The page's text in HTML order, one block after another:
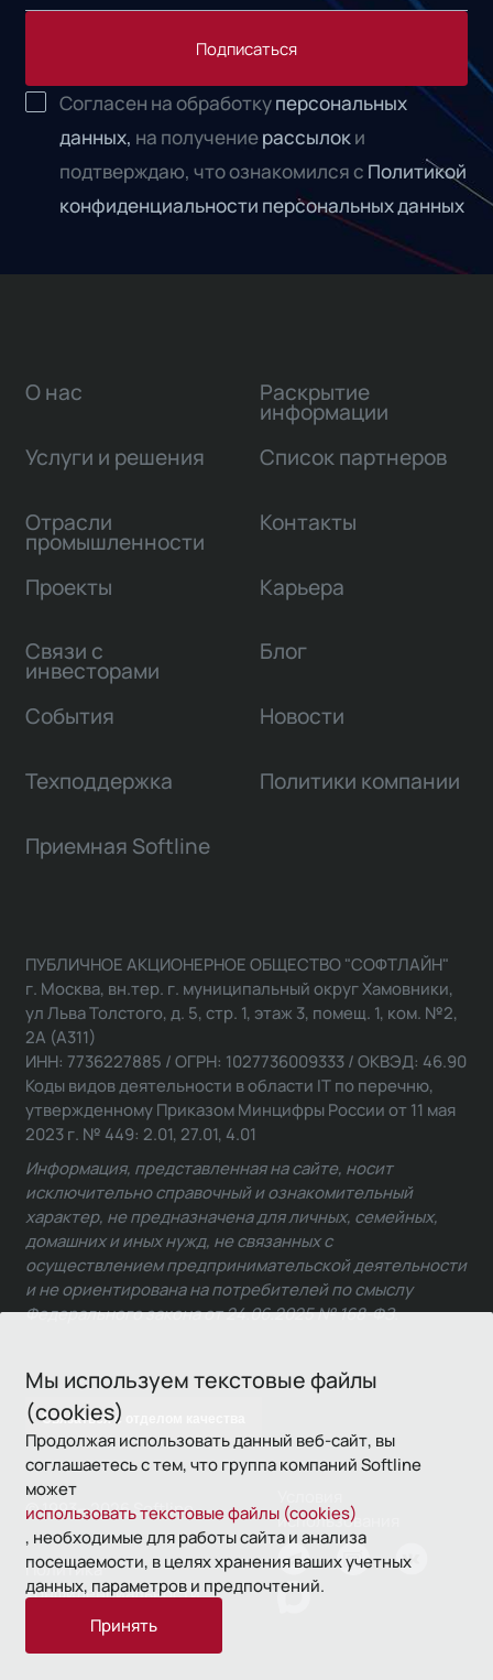
Подписаться
Согласен на обработкуперсональных
данных, на получениерассылоки
подтверждаю, что ознакомился с Политикой
конфиденциальности персональных данных
Мы используем текстовые файлы
(cookies)
Продолжая использовать данный веб-сайт, вы
соглашаетесь с тем, что группа компаний Softline
может
использовать текстовые файлы (cookies)
, необходимые для работы сайта и анализа
посещаемости, в целях хранения ваших учетных
данных, параметров и предпочтений.
Принять
О нас
Услуги и решения
Отрасли
промышленности
Проекты
Связи с
инвесторами
Раскрытие
информации
Список партнеров
Контакты
Карьера
Блог
События Новости
Техподдержка Политики компании
Приемная Softline
Связаться с отделом качества
ПУБЛИЧНОЕ АКЦИОНЕРНОЕ ОБЩЕСТВО "СОФТЛАЙН"
г. Москва, вн.тер. г. муниципальный округ Хамовники,
ул Льва Толстого, д. 5, стр. 1, этаж 3, помещ. 1, ком. №2,
2А (А311)
ИНН: 7736227885 / ОГРН: 1027736009333 / ОКВЭД: 46.90
Коды видов деятельности в области IT по перечню,
утвержденному Приказом Минцифры России от 11 мая
2023 г. № 449: 2.01, 27.01, 4.01
Информация, представленная на сайте, носит
исключительно справочный и ознакомительный
характер, не предназначена для личных, семейных,
домашних и иных нужд, не связанных с
осуществлением предпринимательской деятельности
и не ориентирована на потребителей по смыслу
Федерального закона от 24.06.2025 № 168-ФЗ.
© 1993—2026 Softline
использования
Политика
конфиденциальности